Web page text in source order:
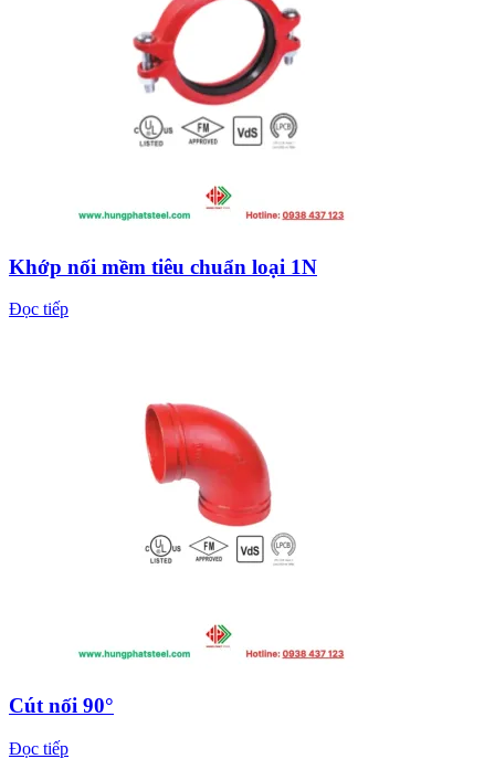
Khớp nối mềm tiêu chuẩn loại 1N
Đọc tiếp
Cút nối 90°
Đọc tiếp